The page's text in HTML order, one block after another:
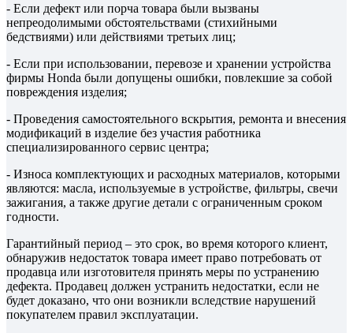
- Если дефект или порча товара были вызваны
непреодолимыми обстоятельствами (стихийными
бедствиями) или действиями третьих лиц;
- Если при использовании, перевозе и хранении устройства
фирмы Honda были допущены ошибки, повлекшие за собой
повреждения изделия;
- Проведения самостоятельного вскрытия, ремонта и внесения
модификаций в изделие без участия работника
специализированного сервис центра;
- Износа комплектующих и расходных материалов, которыми
являются: масла, используемые в устройстве, фильтры, свечи
зажигания, а также другие детали с ограниченным сроком
годности.
Гарантийный период – это срок, во время которого клиент,
обнаружив недостаток товара имеет право потребовать от
продавца или изготовителя принять меры по устранению
дефекта. Продавец должен устранить недостатки, если не
будет доказано, что они возникли вследствие нарушений
покупателем правил эксплуатации.